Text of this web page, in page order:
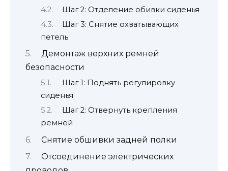
Шаг 2: Отделение обивки сиденья
Шаг 3: Снятие охватывающих
петель
Демонтаж верхних ремней
безопасности
Шаг 1: Поднять регулировку
сиденья
Шаг 2: Отвернуть крепления
ремней
Снятие обшивки задней полки
Отсоединение электрических